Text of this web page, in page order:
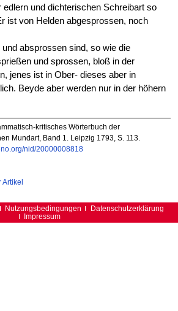
edlern und dichterischen Schreibart so
ist von Helden abgesprossen, noch
absprossen sind, so wie die
und sprossen, bloß in der
jenes ist in Ober- dieses aber in
Beyde aber werden nur in der höhern
kritisches Wörterbuch der
Mundart, Band 1. Leipzig 1793, S. 113.
nid/20000008818
Artikel
Nutzungsbedingungen
Datenschutzerklärung
Impressum